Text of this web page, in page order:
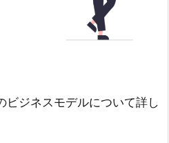
ビジネスモデルについて詳し